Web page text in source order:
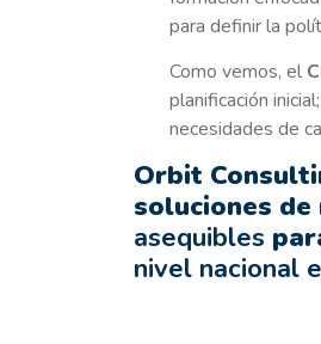
para definir la
Como vemos, el
planificación
necesidades de
Orbit
soluciones de
asequibles
nivel nacional